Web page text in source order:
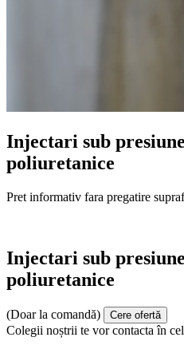
Injectari sub
poliuretanice
Pret informativ fara pregatire
Injectari sub
poliuretanice
(Doar la comandă) Cere ofertă
Colegii noștrii te vor contacta în